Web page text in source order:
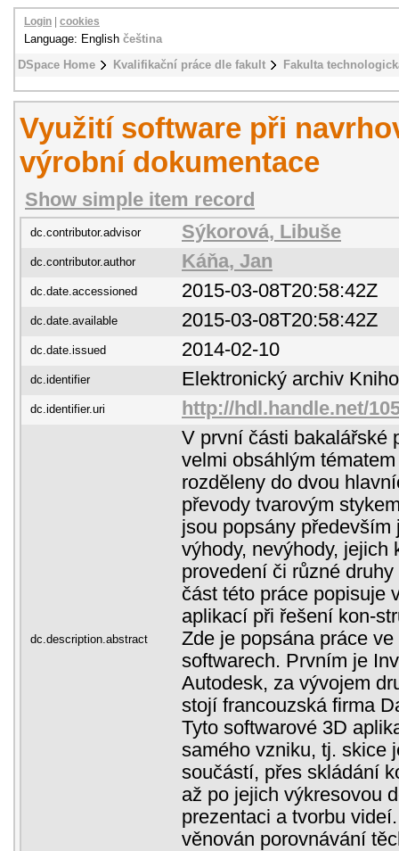
DSpace Home Kvalifikační práce dle fakult Fakulta
Login cookies
Language: English čeština
Využití software při
výrobní dokumentace
Show simple item record
dc.contributor.advisor Sýkorová, Libuše
dc.contributor.author Káňa, Jan
dc.date.accessioned 2015-03-08T20:58:42Z
dc.date.available 2015-03-08T20:58:42Z
dc.date.issued 2014-02-10
dc.identifier Elektronický archiv
dc.identifier.uri http://hdl.handle.net/
dc.description.abstract
V první části bakalářské
velmi obsáhlým
rozděleny do dvou
převody tvarovým
jsou popsány především
výhody, nevýhody, jejich
provedení či různé
část této práce popisuje
aplikací při řešení kon-
Zde je popsána práce
softwarech. Prvním je
Autodesk, za vývojem
stojí francouzská firma
Tyto softwarové 3D
samého vzniku, tj. skice
součástí, přes skládání
až po jejich výkresovou
prezentaci a tvorbu
věnován porovnávání